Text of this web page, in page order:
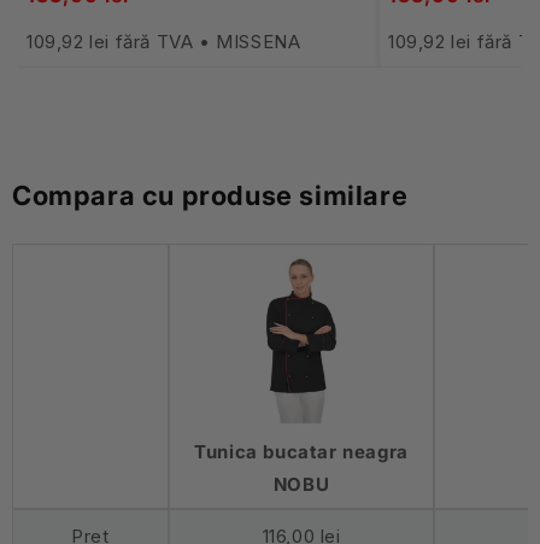
109,92 lei fără TVA • MISSENA 109,92 lei fără
Compara cu produse similare
Tunica bucatar neagra
NOBU
Pret 116,00 lei